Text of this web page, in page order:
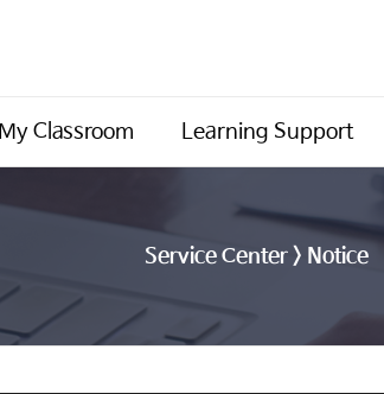
My Classroom Learning Support
Service Center > Notice